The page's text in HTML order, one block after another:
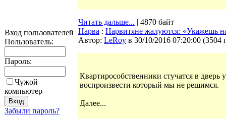
Вход пользователей
Пользователь:
Пароль:
Чужой
компьютер
Забыли пароль?
Читать дальше... | 4870 байт
Нарва : Нарвитяне жалуются: «Укажешь
Автор: LeRoy в 30/10/2016 07:20:00 (3504
Квартирособственники стучатся в
воспроизвести который мы не решимся.
Далее...